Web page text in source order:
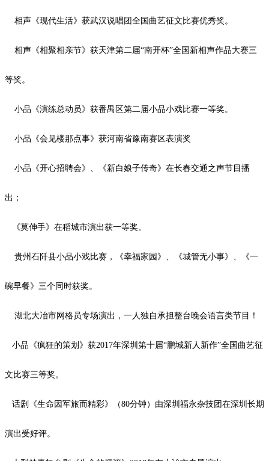
相声《现代生活》获武汉说唱团全国曲艺征文比赛优秀奖。
相声《相聚相亲节》获天津第二届“南开杯”全国新相声作品大赛三
等奖。
小品《演练总动员》获番禺区第二届小品小戏比赛一等奖。
小品《会见楼那点事》获河南省豫南赛区表演奖
小品《开心招聘会》、《新白娘子传奇》在长春交通之声节目播
出；
《莫伸手》在稻城市演出获一等奖。
贵州石阡县小品小戏比赛，《幸福家园》、《城管无小事》、《一
碗早餐》三个同时获奖。
湖北大冶市网格员专场演出，一人独自承担整台晚会语言类节目！
小品《疯狂的策划》获2017年深圳第十届“鹏城新人新作”全国曲艺征
文比赛三等奖。
话剧《生命因军旅而精彩》（80分钟）由深圳福永杂技团在深圳长期
演出受好评。